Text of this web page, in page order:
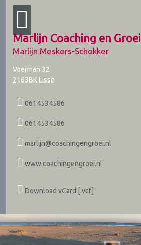
Marlijn Coaching en Groei
Marlijn Meskers-Schokker
Voerman 32
2163BK Lisse
0614534586
0614534586
marlijn@coachingengroei.nl
www.coachingengroei.nl
Download vCard [.vcf]